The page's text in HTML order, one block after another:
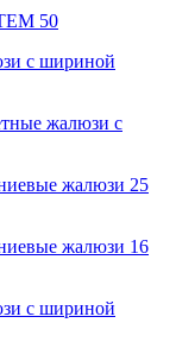
50
с шириной
жалюзи с
жалюзи 25
жалюзи 16
с шириной